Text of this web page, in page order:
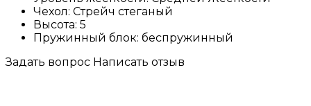
Чехол: Стрейч стеганый
Высота: 5
Пружинный блок: беспружинный
Задать вопрос Написать отзыв